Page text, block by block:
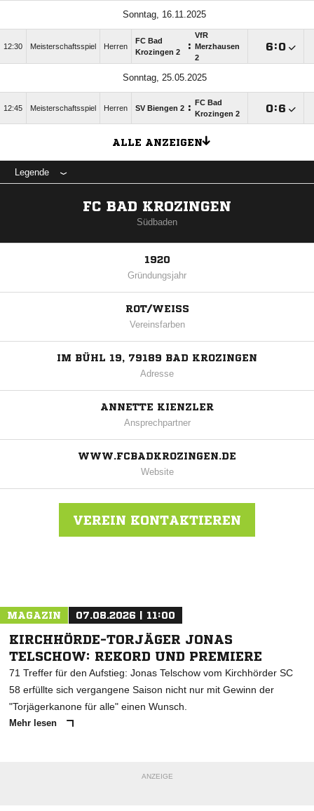
Sonntag, 16.11.2025
12:30 Meisterschaftsspiel Herren
FC Bad
Krozingen 2
:
VfR
Merzhausen
2
:
Sonntag, 25.05.2025
12:45 Meisterschaftsspiel Herren SV Biengen 2 :
FC Bad
Krozingen 2
:
ALLE ANZEIGEN
Legende
FC BAD KROZINGEN
Südbaden
1920
Gründungsjahr
ROT/WEISS
Vereinsfarben
IM BÜHL 19, 79189 BAD KROZINGEN
Adresse
ANNETTE KIENZLER
Ansprechpartner
WWW.FCBADKROZINGEN.DE
Website
VEREIN KONTAKTIEREN
MAGAZIN 07.08.2026 | 11:00
KIRCHHÖRDE-TORJÄGER JONAS
TELSCHOW: REKORD UND PREMIERE
71 Treffer für den Aufstieg: Jonas Telschow vom Kirchhörder SC
58 erfüllte sich vergangene Saison nicht nur mit Gewinn der
"Torjägerkanone für alle" einen Wunsch.
Mehr lesen
ANZEIGE